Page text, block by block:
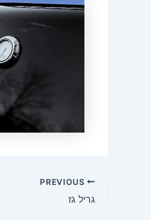
Post
navigation
גריל גז